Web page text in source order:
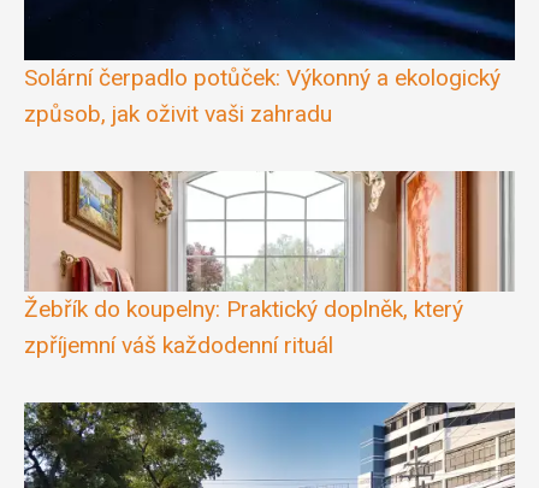
Solární čerpadlo potůček: Výkonný a ekologický
způsob, jak oživit vaši zahradu
Žebřík do koupelny: Praktický doplněk, který
zpříjemní váš každodenní rituál